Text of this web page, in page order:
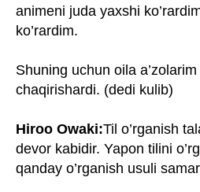
animeni juda yaxshi
ko’rardim.
Shuning uchun oila
chaqirishardi. (dedi kulib)
Hiroo Owaki:Til o’rganish
devor kabidir. Yapon tilini
qanday o’rganish usuli